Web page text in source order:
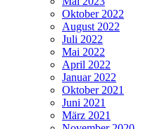
Oktober 2022
August 2022
Juli 2022
Mai 2022
April 2022
Januar 2022
Oktober 2021
Juni 2021
März 2021